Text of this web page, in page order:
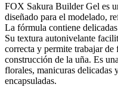
FOX Sakura Builder Gel es
diseñado para el modelado,
La fórmula contiene
Su textura autonivelante
correcta y permite trabajar
construcción de la uña. Es
florales, manicuras delicadas
encapsuladas.